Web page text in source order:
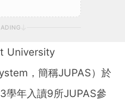
University
，簡稱JUPAS）於
學年入讀9所JUPAS參